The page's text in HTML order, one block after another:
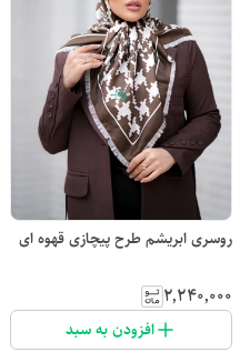
روسری ابریشم طرح پیچازی قهوه ای
۲٬۲۴۰٬۰۰۰
افزودن به سبد